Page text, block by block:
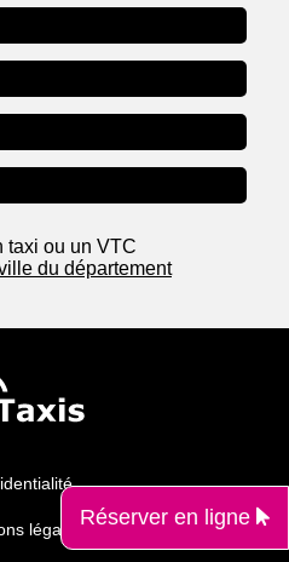
taxi ou un VTC
du département
légales
Réserver en ligne